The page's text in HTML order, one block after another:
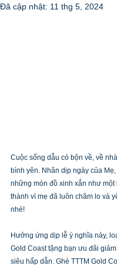
Đã cập nhật: 11 thg 5, 2024
Cuộc sống dẫu có bộn về, về
bình yên. Nhân dịp ngày của
những món đồ xinh xắn như một
thành vì mẹ đã luôn chăm lo và
nhé!
Hưởng ứng dịp lễ ý nghĩa này,
Gold Coast tặng bạn ưu đãi
siêu hấp dẫn. Ghé TTTM Gold